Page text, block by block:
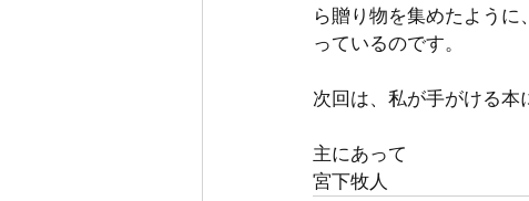
ら贈り物を集めたよう
っているのです。
次回は、私が手がける本
主にあって
宮下牧人